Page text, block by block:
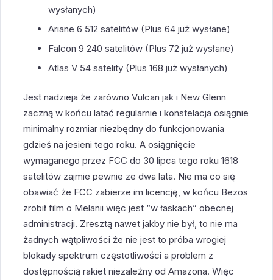
wysłanych)
Ariane 6 512 satelitów (Plus 64 już wysłane)
Falcon 9 240 satelitów (Plus 72 już wysłane)
Atlas V 54 satelity (Plus 168 już wysłanych)
Jest nadzieja że zarówno Vulcan jak i New Glenn
zaczną w końcu latać regularnie i konstelacja osiągnie
minimalny rozmiar niezbędny do funkcjonowania
gdzieś na jesieni tego roku. A osiągnięcie
wymaganego przez FCC do 30 lipca tego roku 1618
satelitów zajmie pewnie ze dwa lata. Nie ma co się
obawiać że FCC zabierze im licencję, w końcu Bezos
zrobił film o Melanii więc jest “w łaskach” obecnej
administracji. Zresztą nawet jakby nie był, to nie ma
żadnych wątpliwości że nie jest to próba wrogiej
blokady spektrum częstotliwości a problem z
dostępnością rakiet niezależny od Amazona. Więc